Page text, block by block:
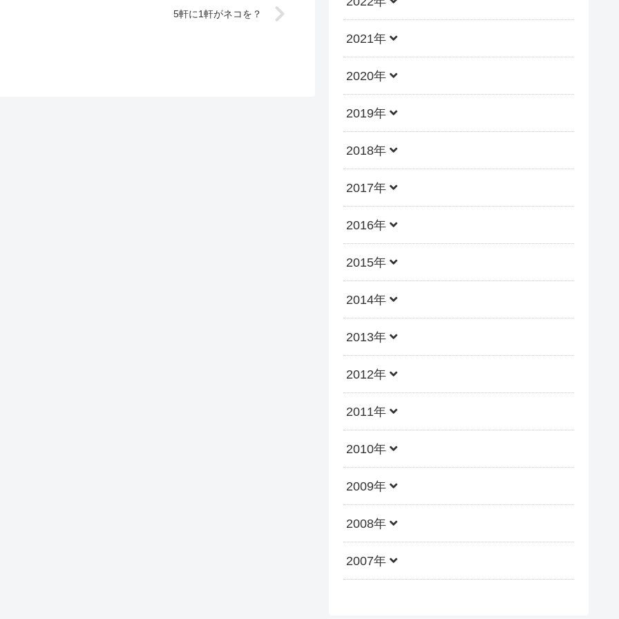
5軒に1軒がネコを？
2021年
2020年
2019年
2018年
2017年
2016年
2015年
2014年
2013年
2012年
2011年
2010年
2009年
2008年
2007年